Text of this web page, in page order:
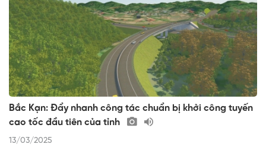
Bắc Kạn: Đẩy nhanh công tác chuẩn bị khởi công tuyến
cao tốc đầu tiên của tỉnh
13/03/2025